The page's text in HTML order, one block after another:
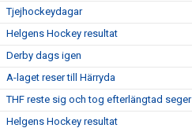
Tjejhockeydagar
Helgens Hockey resultat
Derby dags igen
A-laget reser till Härryda
THF reste sig och tog efterlängtad seger
Helgens Hockey resultat